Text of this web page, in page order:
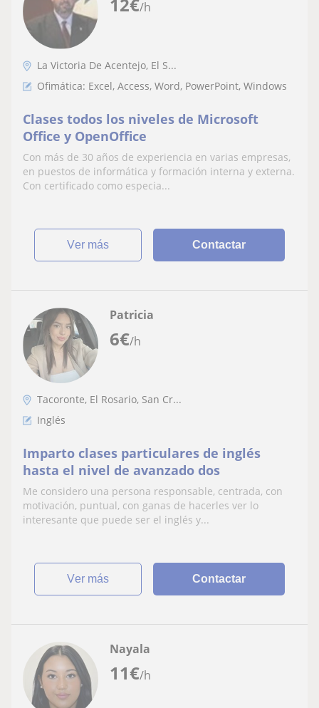
/h
La Victoria De Acentejo, El S...
Ofimática: Excel, Access, Word, PowerPoint, Windows
Clases todos los niveles de Microsoft
Office y OpenOffice
Con más de 30 años de experiencia en varias empresas,
en puestos de informática y formación interna y externa.
Con certificado como especia...
ver más Contactar
6€/h
Patricia
Tacoronte, El Rosario, San Cr...
Inglés
Imparto clases particulares de inglés
hasta el nivel de avanzado dos
Me considero una persona responsable, centrada, con
motivación, puntual, con ganas de hacerles ver lo
interesante que puede ser el inglés y...
ver más Contactar
11€/h
Nayala